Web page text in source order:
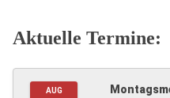
Aktuelle Termine:
AUG